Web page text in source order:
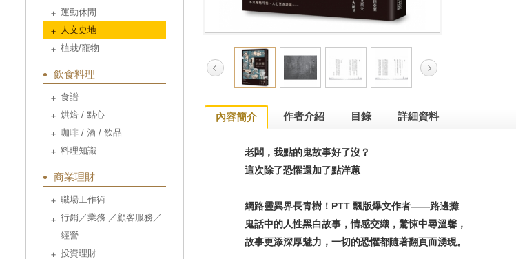
運動休閒
人文史地
植栽/寵物
飲食料理
食譜
烘焙 / 點心
咖啡 / 酒 / 飲品
料理知識
商業理財
職場工作術
行銷／業務 ／顧客服務／
經營
投資理財
內容簡介 作者介紹 目錄 詳細資料
老闆，我點的鬼故事好了沒？
這次除了恐懼還加了點洋蔥
網路靈異界長青樹！PTT 飄版爆文作者——路邊攤
鬼話中的人性黑白故事，情感交織，驚悚中尋溫馨，
故事更添深厚魅力，一切的恐懼都隨著翻頁而湧現。